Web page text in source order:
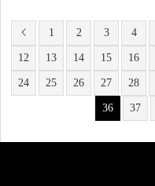
1 2 3 4
12 13 14 15 16
24 25 26 27 28
36 37